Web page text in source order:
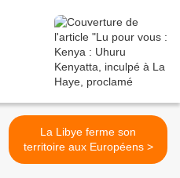
La Libye ferme son
territoire aux Européens >